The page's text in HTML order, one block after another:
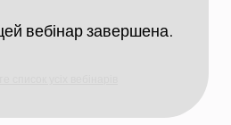
вебінар завершена.